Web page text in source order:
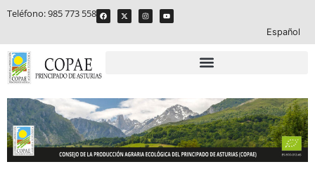
Teléfono:985 773 558
Español